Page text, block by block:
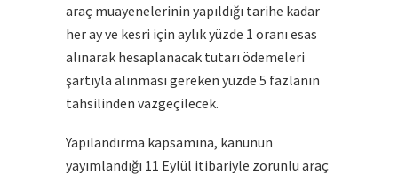
araç muayenelerinin yapıldığı tarihe kadar
her ay ve kesri için aylık yüzde 1 oranı esas
alınarak hesaplanacak tutarı ödemeleri
şartıyla alınması gereken yüzde 5 fazlanın
tahsilinden vazgeçilecek.
Yapılandırma kapsamına, kanunun
yayımlandığı 11 Eylül itibariyle zorunlu araç